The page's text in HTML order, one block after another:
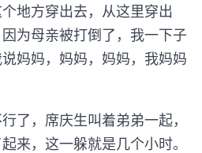
地方穿出去，从这里穿出
为母亲被打倒了，我一下子
妈妈，妈妈，妈妈，我妈妈
，席庆生叫着弟弟一起，
来，这一躲就是几个小时。